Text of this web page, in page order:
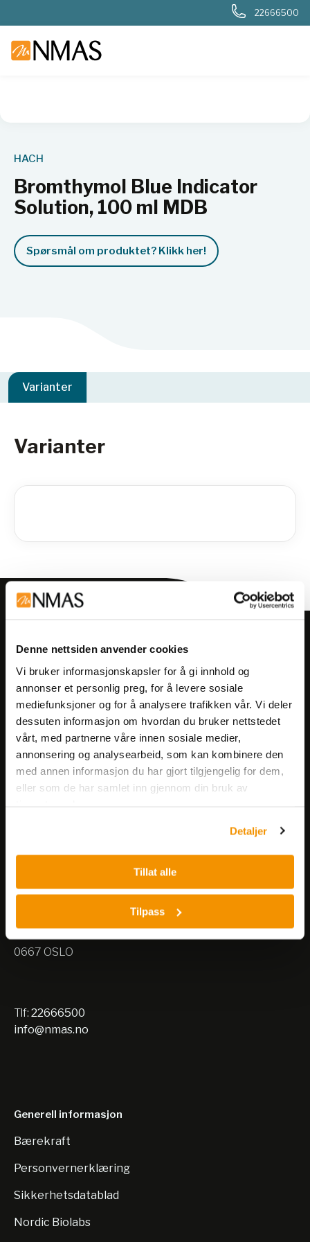
Denne nettsiden anvender cookies
Vi bruker informasjonskapsler for å gi innhold og
annonser et personlig preg, for å levere sosiale
mediefunksjoner og for å analysere trafikken vår. Vi deler
dessuten informasjon om hvordan du bruker nettstedet
vårt, med partnerne våre innen sosiale medier,
annonsering og analysearbeid, som kan kombinere den
med annen informasjon du har gjort tilgjengelig for dem,
eller som de har samlet inn gjennom din bruk av
Detaljer
Tillat alle
Tilpass
22666500
HACH
Bromthymol Blue Indicator
Solution, 100 ml MDB
Spørsmål om produktet? Klikk her!
Varianter
Varianter
Meld deg på vårt nyhetsbrev!
arrangementer og kampanjer.
Meld på nyhetsbrev
Nils Hansens vei 8
0667 OSLO
Tlf: 22666500
info@nmas.no
Generell informasjon
Bærekraft
Personvernerklæring
Sikkerhetsdatablad
Nordic Biolabs